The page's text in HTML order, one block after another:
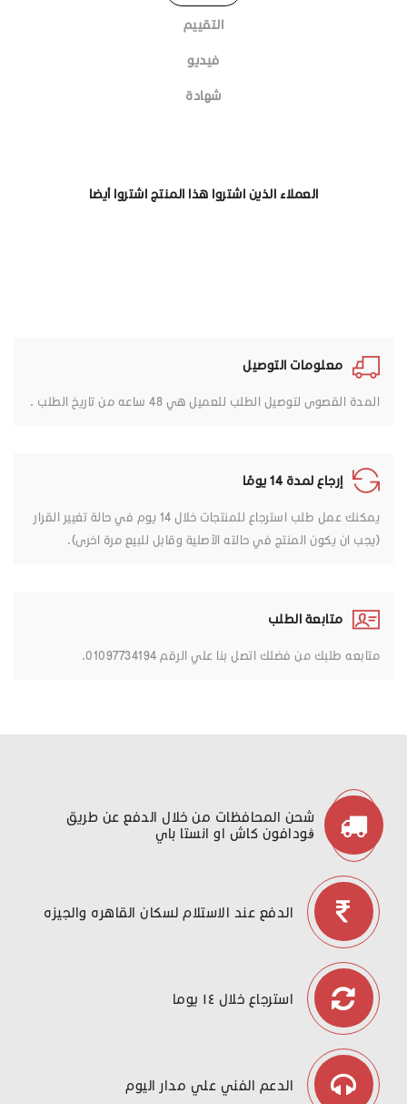
التقييم
فيديو
شهادة
العملاء الذين اشتروا هذا المنتج اشتروا أيضا
معلومات التوصيل
المدة القصوى لتوصيل الطلب للعميل هي 48 ساعه من تاريخ الطلب .
إرجاع لمدة 14 يومًا
يمكنك عمل طلب استرجاع للمنتجات خلال 14 يوم في حالة تغيير القرار
(يجب ان يكون المنتج في حالته الأصلية وقابل للبيع مرة اخرى).
متابعة الطلب
متابعه طلبك من فضلك اتصل بنا علي الرقم 01097734194.
شحن المحافظات من خلال الدفع عن طريق
ڤودافون كاش او انستا باي
الدفع عند الاستلام لسكان القاهره والجيزه
استرجاع خلال ١٤ يوما
الدعم الفني علي مدار اليوم